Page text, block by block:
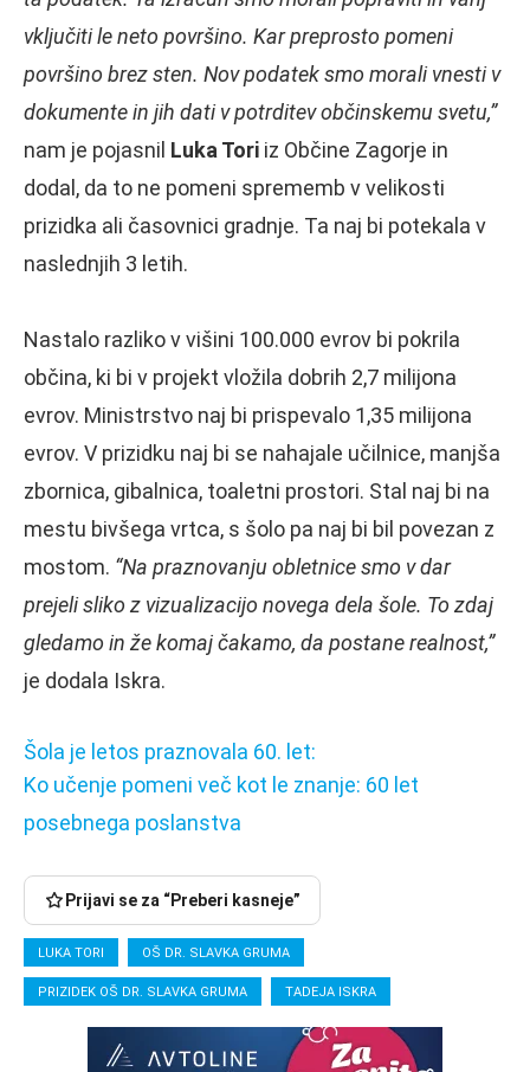
vključiti le neto površino. Kar preprosto pomeni
površino brez sten. Nov podatek smo morali vnesti v
dokumente in jih dati v potrditev občinskemu svetu,”
nam je pojasnil Luka Tori iz Občine Zagorje in
dodal, da to ne pomeni sprememb v velikosti
prizidka ali časovnici gradnje. Ta naj bi potekala v
naslednjih 3 letih.
Nastalo razliko v višini 100.000 evrov bi pokrila
občina, ki bi v projekt vložila dobrih 2,7 milijona
evrov. Ministrstvo naj bi prispevalo 1,35 milijona
evrov. V prizidku naj bi se nahajale učilnice, manjša
zbornica, gibalnica, toaletni prostori. Stal naj bi na
mestu bivšega vrtca, s šolo pa naj bi bil povezan z
mostom. “Na praznovanju obletnice smo v dar
prejeli sliko z vizualizacijo novega dela šole. To zdaj
gledamo in že komaj čakamo, da postane realnost,”
je dodala Iskra.
Šola je letos praznovala 60. let:
Ko učenje pomeni več kot le znanje: 60 let
posebnega poslanstva
Prijavi se za “Preberi kasneje”
LUKA TORI OŠ DR. SLAVKA GRUMA
PRIZIDEK OŠ DR. SLAVKA GRUMA TADEJA ISKRA